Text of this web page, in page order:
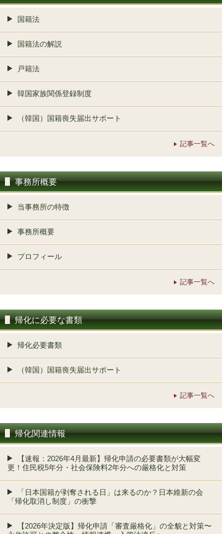
国籍法
国籍法の解説
戸籍法
韓国家族関係登録制度
（韓国）国籍喪失届出サポート
記事一覧へ
事務所概要
当事務所の特徴
事務所概要
プロフィール
記事一覧へ
帰化に必要な書類
帰化必要書類
（韓国）国籍喪失届出サポート
記事一覧へ
帰化関連情報
【速報：2026年4月最新】帰化申請の必要書類が大幅変
更！住民税5年分・社会保険料2年分への厳格化と対策
「日本国籍が剥奪される日」は来るのか？日本維新の会
「帰化取消し制度」の衝撃
【2026年決定版】帰化申請「審査厳格化」の全貌と対策〜